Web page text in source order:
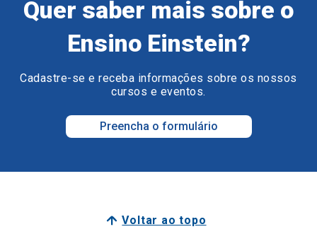
Quer saber mais sobre o
Ensino Einstein?
Cadastre-se e receba informações sobre os nossos
cursos e eventos.
Preencha o formulário
Voltar ao topo